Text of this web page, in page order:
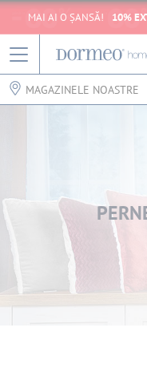
MAI AI O ȘANSĂ! 10%
MAGAZINELE NOASTRE